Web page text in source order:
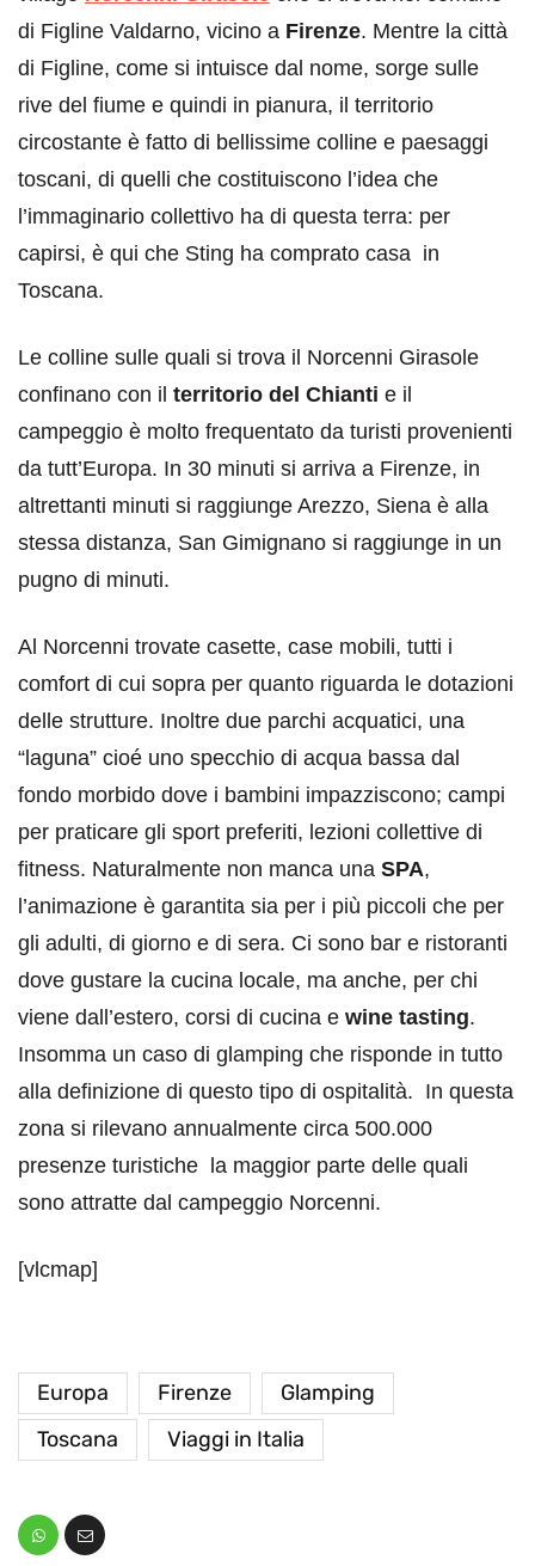
di Figline Valdarno, vicino a Firenze. Mentre la città
di Figline, come si intuisce dal nome, sorge sulle
rive del fiume e quindi in pianura, il territorio
circostante è fatto di bellissime colline e paesaggi
toscani, di quelli che costituiscono l’idea che
l’immaginario collettivo ha di questa terra: per
capirsi, è qui che Sting ha comprato casa in
Toscana.
Le colline sulle quali si trova il Norcenni Girasole
confinano con il territorio del Chianti e il
campeggio è molto frequentato da turisti provenienti
da tutt’Europa. In 30 minuti si arriva a Firenze, in
altrettanti minuti si raggiunge Arezzo, Siena è alla
stessa distanza, San Gimignano si raggiunge in un
pugno di minuti.
Al Norcenni trovate casette, case mobili, tutti i
comfort di cui sopra per quanto riguarda le dotazioni
delle strutture. Inoltre due parchi acquatici, una
“laguna” cioé uno specchio di acqua bassa dal
fondo morbido dove i bambini impazziscono; campi
per praticare gli sport preferiti, lezioni collettive di
fitness. Naturalmente non manca una SPA,
l’animazione è garantita sia per i più piccoli che per
gli adulti, di giorno e di sera. Ci sono bar e ristoranti
dove gustare la cucina locale, ma anche, per chi
viene dall’estero, corsi di cucina e wine tasting.
Insomma un caso di glamping che risponde in tutto
alla definizione di questo tipo di ospitalità. In questa
zona si rilevano annualmente circa 500.000
presenze turistiche la maggior parte delle quali
sono attratte dal campeggio Norcenni.
[vlcmap]
Europa Firenze
Glamping
Toscana
Viaggi in Italia